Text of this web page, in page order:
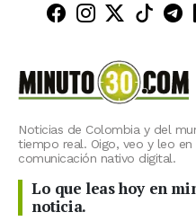
Minuto30 en
Minuto30
Noticias de Colombia y del
tiempo real. Oigo, veo y leo
comunicación nativo digital.
Lo que leas hoy en
noticia.